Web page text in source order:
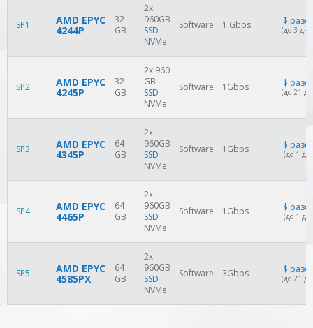
SP1 AMD EPYC
4244P
32
GB
2x
960GB
SSD
NVMe
Software 1 Gbps $
(до 3
SP2 AMD EPYC
4245P
32
GB
2x 960
GB
SSD
NVMe
Software 1Gbps $
(до 21
SP3 AMD EPYC
4345P
64
GB
2x
960GB
SSD
NVMe
Software 1Gbps $
(до 1
SP4 AMD EPYC
4465P
64
GB
2x
960GB
SSD
NVMe
Software 1Gbps $
(до 1
SP5 AMD EPYC
4585PX
64
GB
2x
960GB
SSD
NVMe
Software 3Gbps $
(до 21